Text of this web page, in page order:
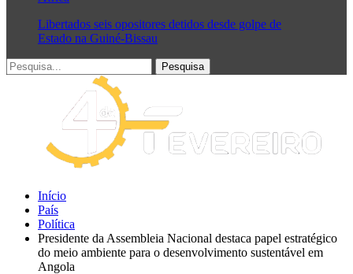
Libertados seis opositores detidos desde golpe de
Estado na Guiné-Bissau
Início
País
Política
Presidente da Assembleia Nacional destaca papel estratégico
do meio ambiente para o desenvolvimento sustentável em
Angola